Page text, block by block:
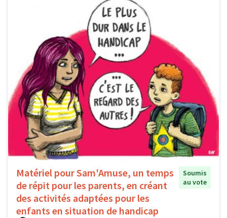
Matériel pour Sam'Amuse, un temps
de répit pour les parents, en créant
des activités adaptées pour les
enfants en situation de handicap
Soumis
au vote